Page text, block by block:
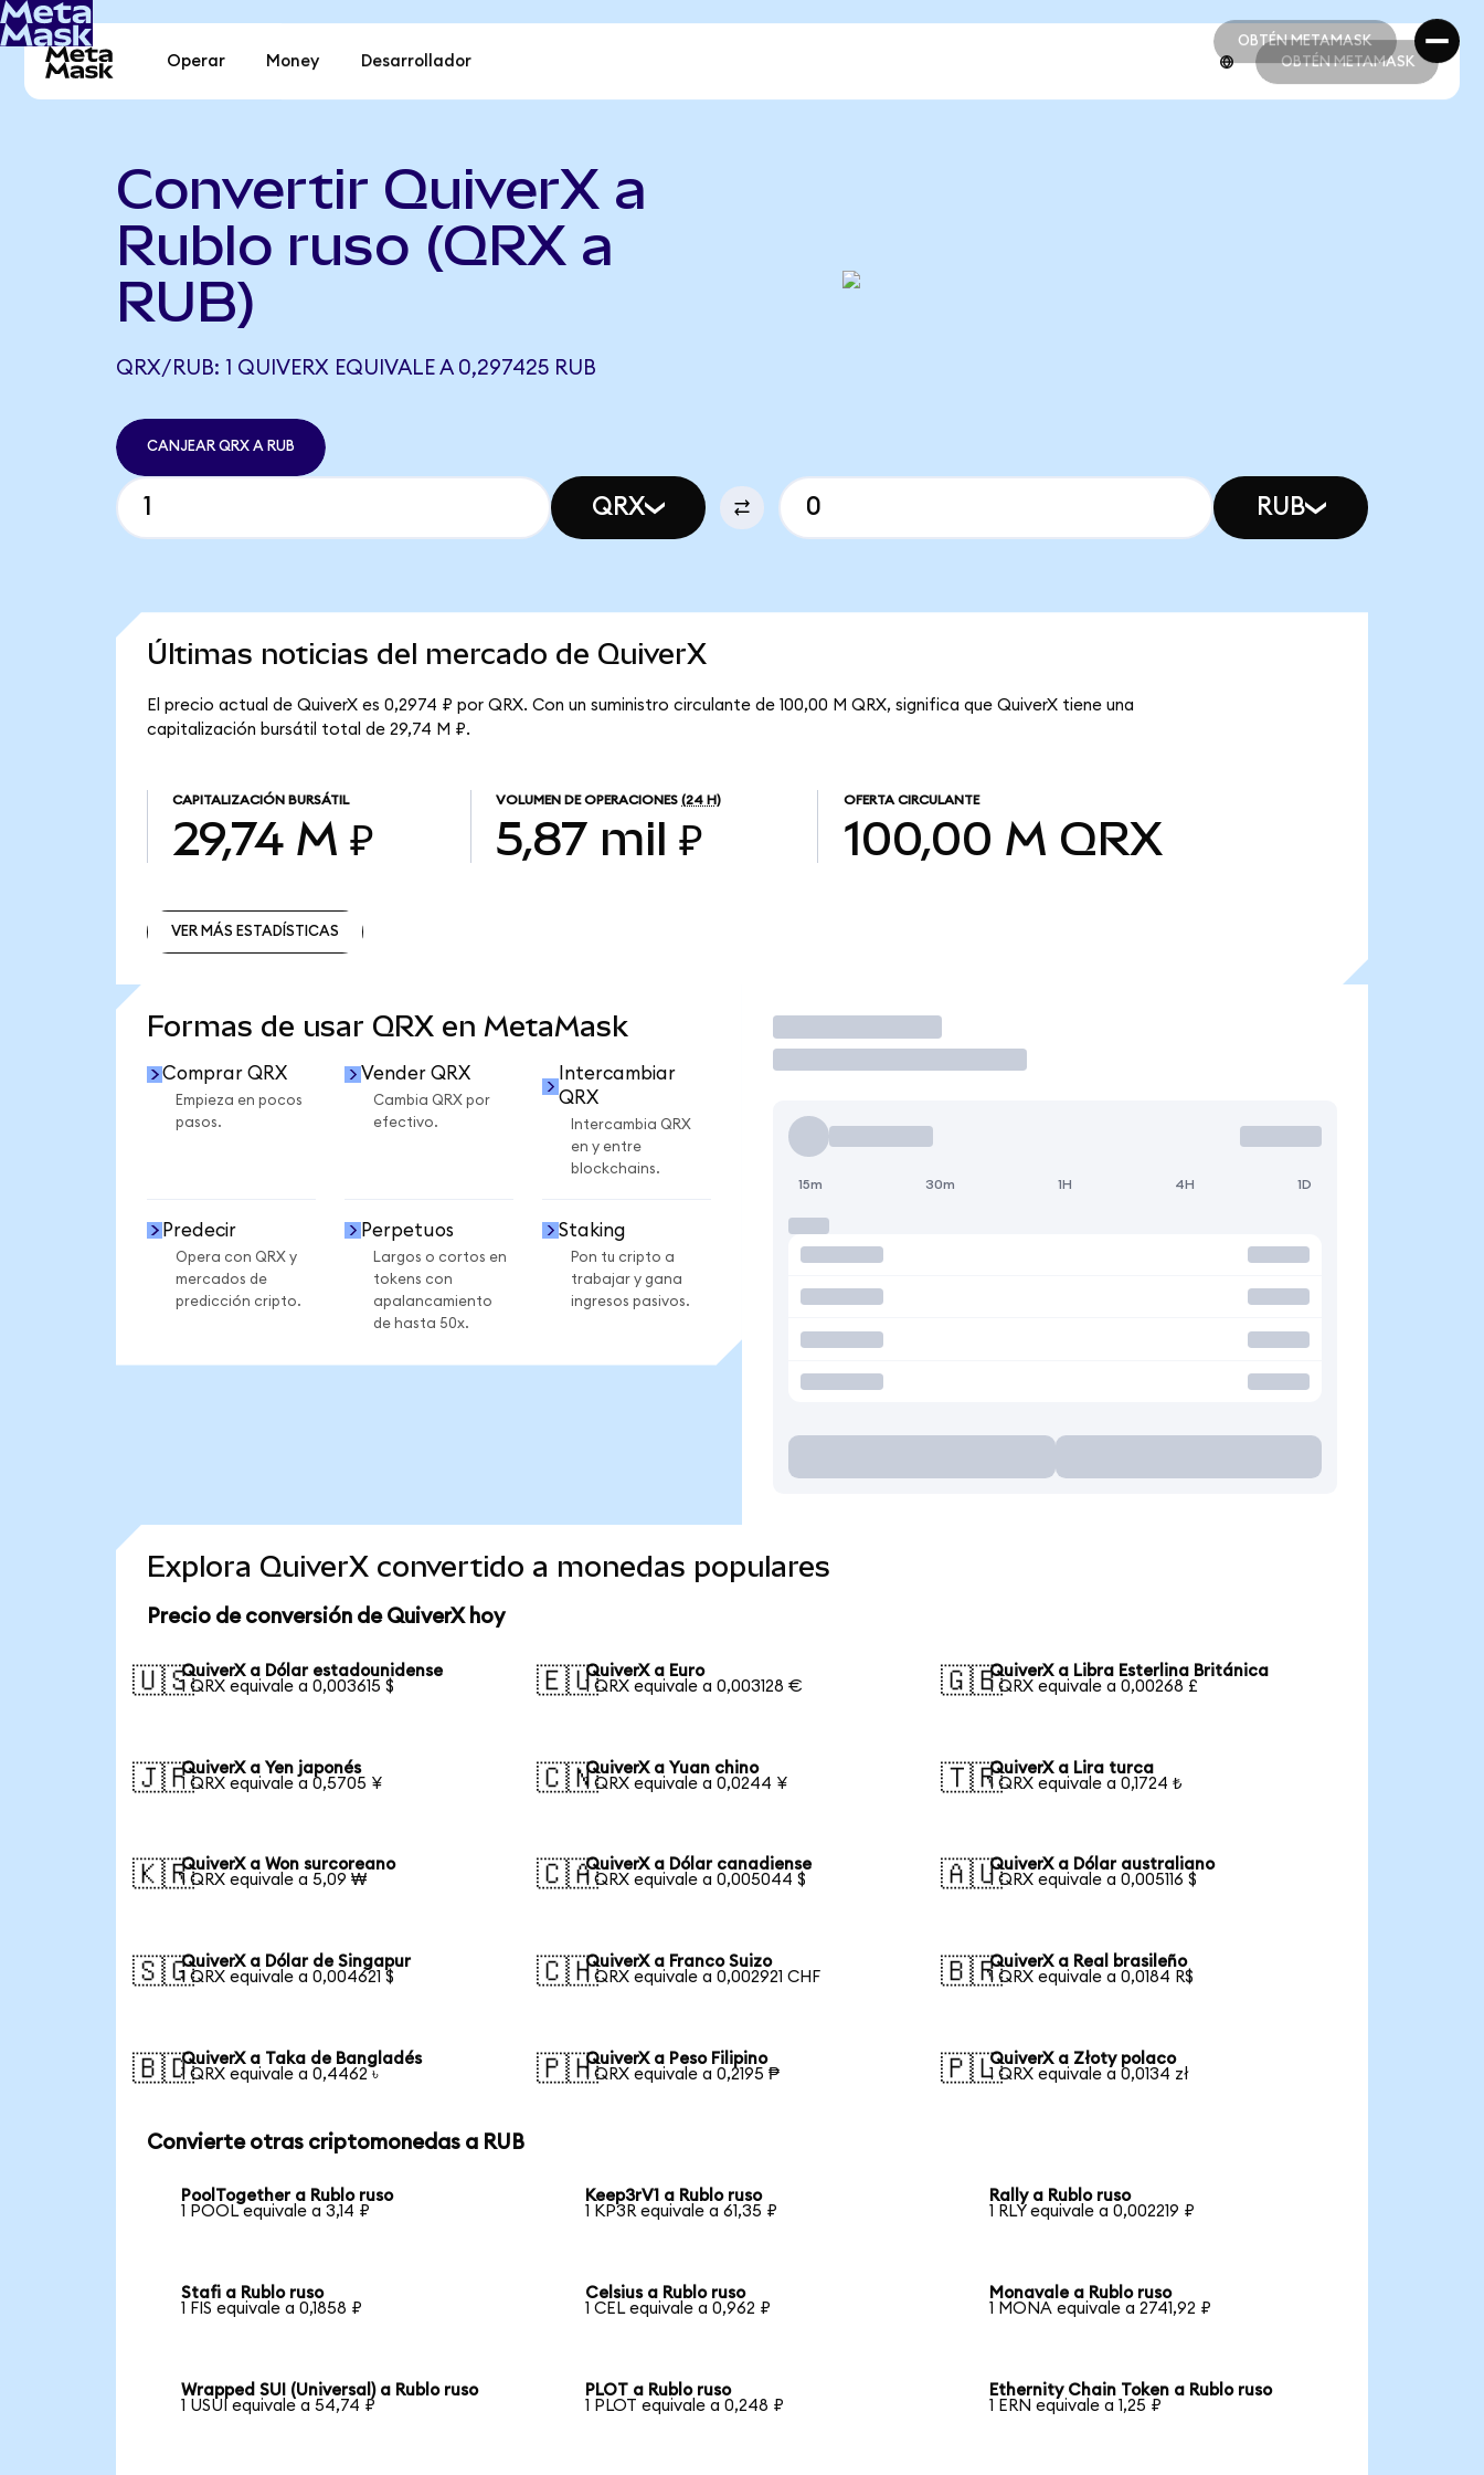
OBTÉN METAMASK
OBTÉN METAMASK
Operar Money Desarrollador OBTÉN METAMASK
Convertir QuiverX a
Rublo ruso (QRX a
RUB)
QRX/RUB: 1 QUIVERX EQUIVALE A 0,297425 RUB
CANJEAR QRX A RUB
QRX RUB
Últimas noticias del mercado de QuiverX
El precio actual de QuiverX es 0,2974 ₽ por QRX. Con un suministro circulante de 100,00 M QRX, significa que QuiverX tiene una
capitalización bursátil total de 29,74 M ₽.
CAPITALIZACIÓN BURSÁTIL
29,74 M ₽
VOLUMEN DE OPERACIONES (24 H)
5,87 mil ₽
OFERTA CIRCULANTE
100,00 M QRX
VER MÁS ESTADÍSTICAS
Formas de usar QRX en MetaMask
Comprar QRX
Empieza en pocos
pasos.
Vender QRX
Cambia QRX por
efectivo.
Intercambiar
QRX
Intercambia QRX
en y entre
blockchains.
Predecir
Opera con QRX y
mercados de
predicción cripto.
Perpetuos
Largos o cortos en
tokens con
apalancamiento
de hasta 50x.
Staking
Pon tu cripto a
trabajar y gana
ingresos pasivos.
Operar
15m 30m 1H 4H 1D
Explora QuiverX convertido a monedas populares
Precio de conversión de QuiverX hoy
🇺🇸QuiverX a Dólar estadounidense
1 QRX equivale a 0,003615 $
🇪🇺QuiverX a Euro
1 QRX equivale a 0,003128 €
🇬🇧QuiverX a Libra Esterlina Británica
1 QRX equivale a 0,00268 £
🇯🇵QuiverX a Yen japonés
1 QRX equivale a 0,5705 ¥
🇨🇳QuiverX a Yuan chino
1 QRX equivale a 0,0244 ¥
🇹🇷QuiverX a Lira turca
1 QRX equivale a 0,1724 ₺
🇰🇷QuiverX a Won surcoreano
1 QRX equivale a 5,09 ₩
🇨🇦QuiverX a Dólar canadiense
1 QRX equivale a 0,005044 $
🇦🇺QuiverX a Dólar australiano
1 QRX equivale a 0,005116 $
🇸🇬QuiverX a Dólar de Singapur
1 QRX equivale a 0,004621 $
🇨🇭QuiverX a Franco Suizo
1 QRX equivale a 0,002921 CHF
🇧🇷QuiverX a Real brasileño
1 QRX equivale a 0,0184 R$
🇧🇩QuiverX a Taka de Bangladés
1 QRX equivale a 0,4462 ৳
🇵🇭QuiverX a Peso Filipino
1 QRX equivale a 0,2195 ₱
🇵🇱QuiverX a Złoty polaco
1 QRX equivale a 0,0134 zł
Convierte otras criptomonedas a RUB
PoolTogether a Rublo ruso
1 POOL equivale a 3,14 ₽
Keep3rV1 a Rublo ruso
1 KP3R equivale a 61,35 ₽
Rally a Rublo ruso
1 RLY equivale a 0,002219 ₽
Stafi a Rublo ruso
1 FIS equivale a 0,1858 ₽
Celsius a Rublo ruso
1 CEL equivale a 0,962 ₽
Monavale a Rublo ruso
1 MONA equivale a 2741,92 ₽
Wrapped SUI (Universal) a Rublo ruso
1 USUI equivale a 54,74 ₽
PLOT a Rublo ruso
1 PLOT equivale a 0,248 ₽
Ethernity Chain Token a Rublo ruso
1 ERN equivale a 1,25 ₽